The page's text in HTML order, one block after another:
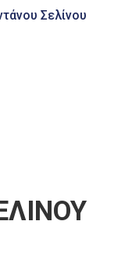
Σελίνου